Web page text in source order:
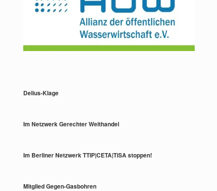
Delius-Klage
Im Netzwerk Gerechter Welthandel
Im Berliner Netzwerk TTIP|CETA|TiSA stoppen!
Mitglied Gegen-Gasbohren